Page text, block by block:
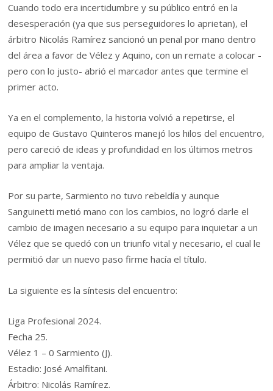
Cuando todo era incertidumbre y su público entró en la
desesperación (ya que sus perseguidores lo aprietan), el
árbitro Nicolás Ramírez sancionó un penal por mano dentro
del área a favor de Vélez y Aquino, con un remate a colocar -
pero con lo justo- abrió el marcador antes que termine el
primer acto.
Ya en el complemento, la historia volvió a repetirse, el
equipo de Gustavo Quinteros manejó los hilos del encuentro,
pero careció de ideas y profundidad en los últimos metros
para ampliar la ventaja.
Por su parte, Sarmiento no tuvo rebeldía y aunque
Sanguinetti metió mano con los cambios, no logró darle el
cambio de imagen necesario a su equipo para inquietar a un
Vélez que se quedó con un triunfo vital y necesario, el cual le
permitió dar un nuevo paso firme hacía el título.
La siguiente es la síntesis del encuentro:
Liga Profesional 2024.
Fecha 25.
Vélez 1 – 0 Sarmiento (J).
Estadio: José Amalfitani.
Árbitro: Nicolás Ramírez.